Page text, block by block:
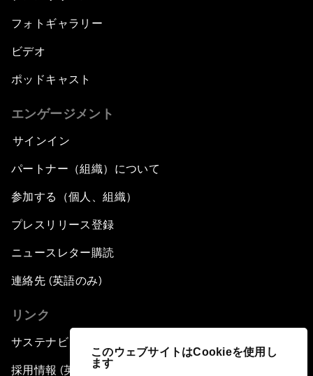
このウェブサイトはCookieを使用し
ます
フォトギャラリー
ビデオ
ポッドキャスト
エンゲージメント
サインイン
パートナー（組織）について
参加する（個人、組織）
プレスリリース登録
ニュースレター購読
連絡先 (英語のみ)
リンク
サステナビリティへの取り組み
採用情報 (英語のみ)